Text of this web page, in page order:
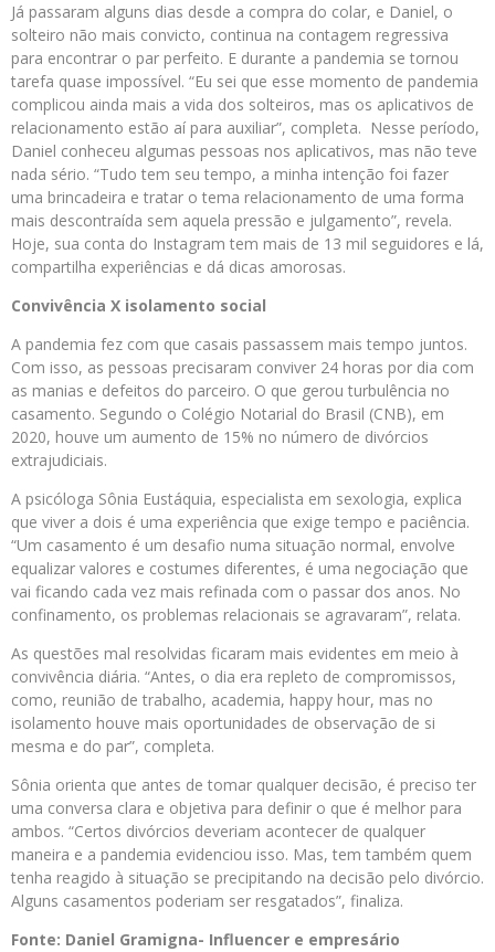
Já passaram alguns dias desde a compra do colar, e Daniel, o
solteiro não mais convicto, continua na contagem regressiva
para encontrar o par perfeito. E durante a pandemia se tornou
tarefa quase impossível. “Eu sei que esse momento de pandemia
complicou ainda mais a vida dos solteiros, mas os aplicativos de
relacionamento estão aí para auxiliar”, completa. Nesse período,
Daniel conheceu algumas pessoas nos aplicativos, mas não teve
nada sério. “Tudo tem seu tempo, a minha intenção foi fazer
uma brincadeira e tratar o tema relacionamento de uma forma
mais descontraída sem aquela pressão e julgamento”, revela.
Hoje, sua conta do Instagram tem mais de 13 mil seguidores e lá,
compartilha experiências e dá dicas amorosas.
Convivência X isolamento social
A pandemia fez com que casais passassem mais tempo juntos.
Com isso, as pessoas precisaram conviver 24 horas por dia com
as manias e defeitos do parceiro. O que gerou turbulência no
casamento. Segundo o Colégio Notarial do Brasil (CNB), em
2020, houve um aumento de 15% no número de divórcios
extrajudiciais.
A psicóloga Sônia Eustáquia, especialista em sexologia, explica
que viver a dois é uma experiência que exige tempo e paciência.
“Um casamento é um desafio numa situação normal, envolve
equalizar valores e costumes diferentes, é uma negociação que
vai ficando cada vez mais refinada com o passar dos anos. No
confinamento, os problemas relacionais se agravaram”, relata.
As questões mal resolvidas ficaram mais evidentes em meio à
convivência diária. “Antes, o dia era repleto de compromissos,
como, reunião de trabalho, academia, happy hour, mas no
isolamento houve mais oportunidades de observação de si
mesma e do par”, completa.
Sônia orienta que antes de tomar qualquer decisão, é preciso ter
uma conversa clara e objetiva para definir o que é melhor para
ambos. “Certos divórcios deveriam acontecer de qualquer
maneira e a pandemia evidenciou isso. Mas, tem também quem
tenha reagido à situação se precipitando na decisão pelo divórcio.
Alguns casamentos poderiam ser resgatados”, finaliza.
Fonte: Daniel Gramigna- Influencer e empresário